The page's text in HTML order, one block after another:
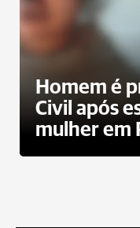
Homem é
Civil após
mulher em